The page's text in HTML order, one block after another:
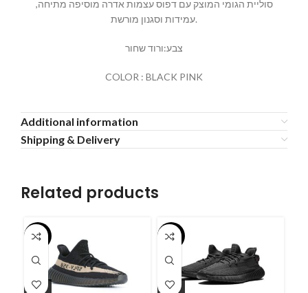
סוליית הגומי המוצק עם דפוס עצמות אדרה מוסיפה מתיחה,
עמידות וסגנון מורשת.
צבע:ורוד שחור
COLOR : BLACK PINK
Additional information
Shipping & Delivery
Related products
-55% -55%